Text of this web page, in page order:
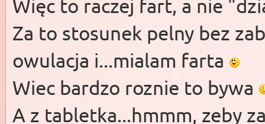
Więc to raczej fart, a nie
Za to stosunek pelny bez
owulacja i...mialam farta
Wiec bardzo roznie to bywa
A z tabletka...hmmm, zeby